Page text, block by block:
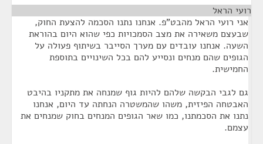
רועי הראל
אני רועי הראל מהבט"פ. אנחנו נתנו הסכמה להצעת החוק,
שבעצם משאירה את מצב הסמכויות כפי שהוא היום בהוראת
השעה. אנחנו עובדים עם מערך הסייבר בשיתוף פעולה על
הגופים שהם מנחים ונסייע להם בכל השינויים בתוספת
החמישית.
גם לגבי הבקשה שלהם להיות גוף שמנחה את מתקניו בהיבט
האבטחה הפיזית, משהו שהמשטרה הנחתה עד היום, אנחנו
נתנו את הסכמתנו, כמו שאר הגופים המנחים בחוק שמנחים את
עצמם.